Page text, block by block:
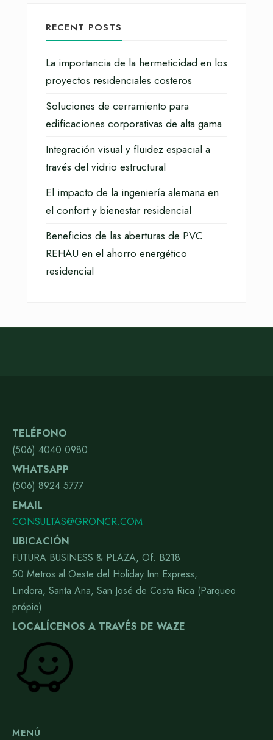
RECENT POSTS
La importancia de la hermeticidad en los
proyectos residenciales costeros
Soluciones de cerramiento para
edificaciones corporativas de alta gama
Integración visual y fluidez espacial a
través del vidrio estructural
El impacto de la ingeniería alemana en
el confort y bienestar residencial
Beneficios de las aberturas de PVC
REHAU en el ahorro energético
residencial
TELÉFONO
(506) 4040 0980
WHATSAPP
(506) 8924 5777
EMAIL
CONSULTAS@GRONCR.COM
UBICACIÓN
FUTURA BUSINESS & PLAZA, Of. B218
50 Metros al Oeste del Holiday Inn Express,
Lindora, Santa Ana, San José de Costa Rica (Parqueo
própio)
LOCALÍCENOS A TRAVÉS DE WAZE
MENÚ